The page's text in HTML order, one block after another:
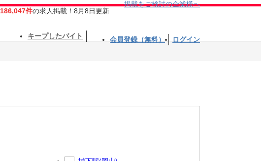
186,047件の求人掲載！8月8日更新
掲載をご検討の企業様へ
キープしたバイト 会員登録（無料） ログイン